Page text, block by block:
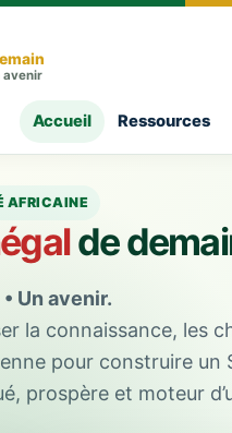
avenir
Accueil Ressources
AFRICAINE
de
Un avenir.
la connaissance, les
pour construire un
prospère et moteur